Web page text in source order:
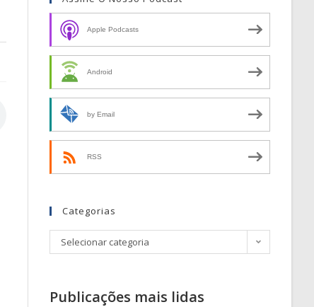
Apple Podcasts
Android
by Email
RSS
Categorias
Selecionar categoria
Publicações mais lidas